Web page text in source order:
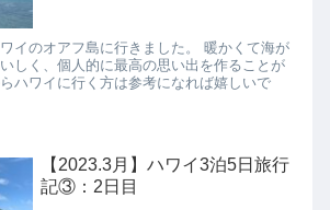
イのオアフ島に行きました。 暖かくて海が
しく、個人的に最高の思い出を作ることが
ハワイに行く方は参考になれば嬉しいで
【2023.3月】ハワイ3泊5日旅行
記③：2日目